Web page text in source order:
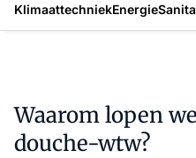
KlimaattechniekEnergie
Waarom lopen
douche-wtw?